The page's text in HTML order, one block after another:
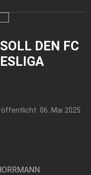
DEN FC
06. Mai 2025